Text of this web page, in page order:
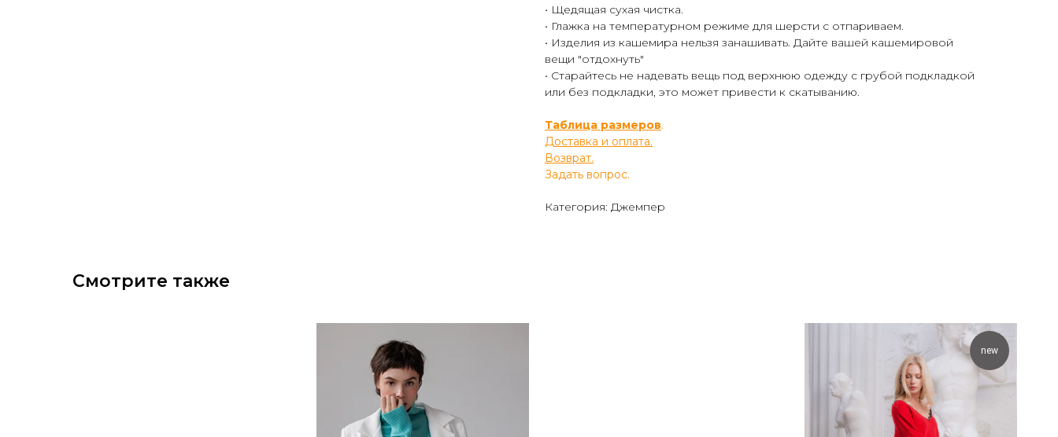
• Щедящая сухая чистка.
• Глажка на температурном режиме для шерсти с отпариваем.
• Изделия из кашемира нельзя занашивать. Дайте вашей кашемировой
вещи "отдохнуть"
• Старайтесь не надевать вещь под верхнюю одежду с грубой подкладкой
или без подкладки, это может привести к скатыванию.
Таблица размеров.
Доставка и оплата.
Возврат.
Задать вопрос.
Категория: Джемпер
Смотрите также
new